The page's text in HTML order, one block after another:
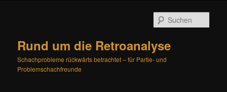
Rund um die Retroanalyse
Schachprobleme rückwärts betrachtet – für Partie- und
Problemschachfreunde